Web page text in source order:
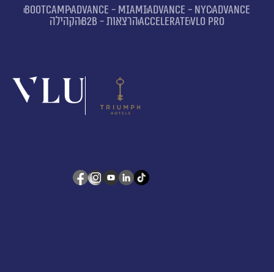
advance
advance - NYC
advance - MIAMI
Bootcamp
VLO PRO
Accelerateהרצאות - B2B הקהילה